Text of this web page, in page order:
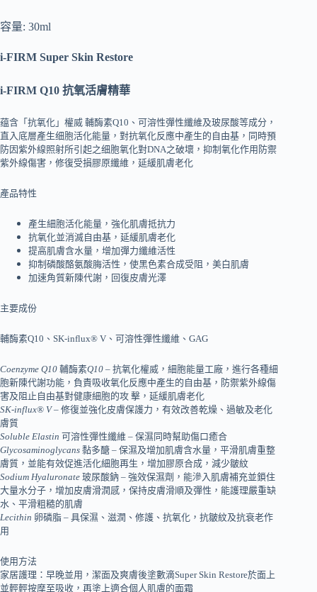
容量: 30ml
i-FIRM Super Skin Restore
i-FIRM Q10 抗氧活膚精華
蕴含「抗氧化」權威 輔酶素Q10、可溶性彈性纖維及玻尿酸等成分，
直入底層產生细胞活化能量，對抗氧化反應中產生的自由基，同時預
防因紫外線照射所引起之细胞氧化對DNA之破壞，抑制氧化作用防禦
紫外線傷害，修復受損膠原纖維，延緩肌膚老化
產品特性
產生細胞活化能量，強化肌膚抵抗力
抗氧化並消滅自由基，延緩肌膚老化
提高肌膚含水量，增加彈力纖維活性
抑制磷酸酪氨酸脢活性，使黑色素合成受阻，美白肌膚
加速角質新陳代謝，回復皮膚光澤
主要成份
輔酶素Q10、SK-influx® V、可溶性彈性纖維、GAG
Coenzyme Q10 輔酶素Q10 – 抗氧化權威，細胞能量工廠，進行各種細
胞新陳代謝功能，負責吸收氧化反應中產生的自由基，防禦紫外線傷
害及阻止自由基對健康細胞的攻 擊，延緩肌膚老化
SK-influx® V– 修復並強化皮膚保護力，有效改善乾燥、過敏及老化
膚質
Soluble Elastin 可溶性彈性纖維 – 保濕同時幫助傷口癒合
Glycosaminoglycans 黏多醣 – 保濕及增加肌膚含水量，平滑肌膚重整
膚質，並能有效促進活化細胞再生，增加膠原合成，減少皺紋
Sodium Hyaluronate 玻尿酸鈉 – 強效保濕劑，能滲入肌膚補充並鎖住
大量水分子，增加皮膚滑潤感，保持皮膚滑順及彈性，能護理嚴重缺
水、平滑粗糙的肌膚
Lecithin 卵磷脂 – 具保濕、滋潤、修護、抗氧化，抗皺紋及抗衰老作
用
使用方法
家居護理：早晚並用，潔面及爽膚後塗數滴Super Skin Restore於面上
並輕輕按摩至吸收，再塗上適合個人肌膚的面霜